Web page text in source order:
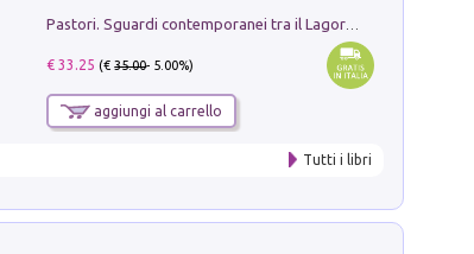
€ 33.25 (€35.00- 5.00%)
aggiungi al carrello
Tutti i libri